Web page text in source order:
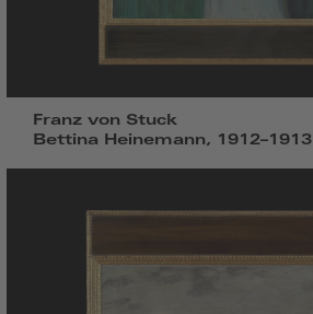
Franz von Stuck
Bettina Heinemann, 1912–1913